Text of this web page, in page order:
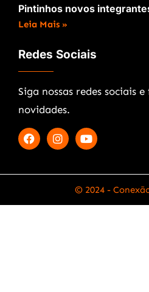
Pintinhos novos
Leia Mais »
Redes Sociais
Siga nossas redes sociais
novidades.
© 2024 -